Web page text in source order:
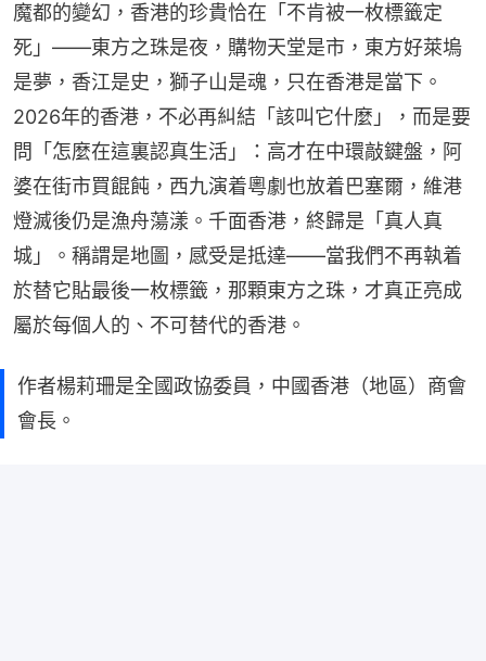
魔都的變幻，香港的珍貴恰在「不肯被一枚標籤定
死」——東方之珠是夜，購物天堂是市，東方好萊塢
是夢，香江是史，獅子山是魂，只在香港是當下。
2026年的香港，不必再糾結「該叫它什麼」，而是要
問「怎麼在這裏認真生活」：高才在中環敲鍵盤，阿
婆在街市買餛飩，西九演着粵劇也放着巴塞爾，維港
燈滅後仍是漁舟蕩漾。千面香港，終歸是「真人真
城」。稱謂是地圖，感受是抵達——當我們不再執着
於替它貼最後一枚標籤，那顆東方之珠，才真正亮成
屬於每個人的、不可替代的香港。
作者楊莉珊是全國政協委員，中國香港（地區）商會
會長。